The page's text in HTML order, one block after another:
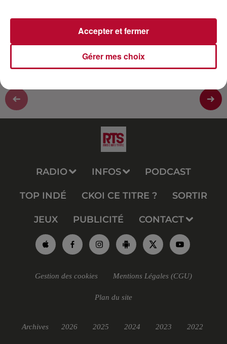
youtube : https://www.youtube.com/watch?
v=rWm6xIOqGiI&t=662s
RADIO INFOS PODCAST
TOP INDÉ CKOI CE TITRE ? SORTIR
JEUX PUBLICITÉ CONTACT
Gestion des cookies Mentions Légales (CGU)
Plan du site
Archives 2026 2025 2024 2023 2022
Gérer mes choix
Accepter et fermer